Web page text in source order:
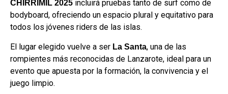
CHIRRIMIL 2025 incluirá pruebas tanto de surf como de
bodyboard, ofreciendo un espacio plural y equitativo para
todos los jóvenes riders de las islas.
El lugar elegido vuelve a ser La Santa, una de las
rompientes más reconocidas de Lanzarote, ideal para un
evento que apuesta por la formación, la convivencia y el
juego limpio.